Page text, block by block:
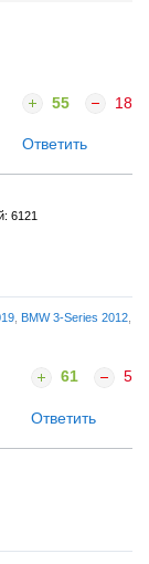
55 18
Ответить
6121
BMW 3-Series 2012
61 5
Ответить